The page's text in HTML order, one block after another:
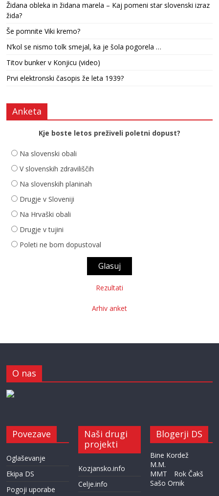
Židana obleka in židana marela – Kaj pomeni star slovenski izraz
žida?
Še pomnite Viki kremo?
N’kol se nismo tolk smejal, ka je šola pogorela …
Titov bunker v Konjicu (video)
Prvi elektronski časopis že leta 1939?
Anketa
Kje boste letos preživeli poletni dopust?
Na slovenski obali
V slovenskih zdraviliščih
Na slovenskih planinah
Drugje v Sloveniji
Na Hrvaški obali
Drugje v tujini
Poleti ne bom dopustoval
Rezultati
Arhiv anket
O nas
Povezave
Oglaševanje
Ekipa DS
Pogoji uporabe
Naši drugi
projekti
Kozjansko.info
Celje.info
Blogerji DS
Bine Kordež
M.M.
MMT
Rok Čakš
Sašo Ornik